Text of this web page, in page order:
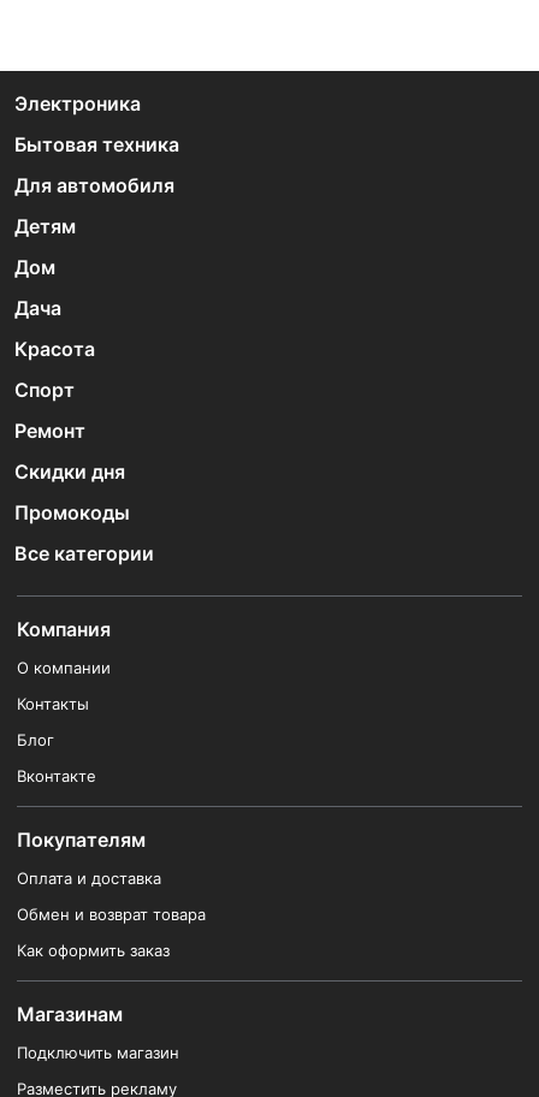
Электроника
Бытовая техника
Для автомобиля
Детям
Дом
Дача
Красота
Спорт
Ремонт
Скидки дня
Промокоды
Все категории
Компания
О компании
Контакты
Блог
Вконтакте
Покупателям
Оплата и доставка
Обмен и возврат товара
Как оформить заказ
Магазинам
Подключить магазин
Разместить рекламу